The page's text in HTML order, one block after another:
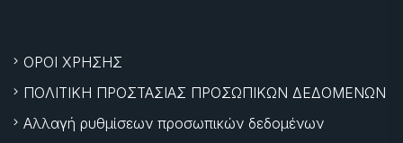
ΟΡΟΙ ΧΡΗΣΗΣ
ΠΟΛΙΤΙΚΗ ΠΡΟΣΤΑΣΙΑΣ ΠΡΟΣΩΠΙΚΩΝ ΔΕΔΟΜΕΝΩΝ
Αλλαγή ρυθμίσεων προσωπικών δεδομένων